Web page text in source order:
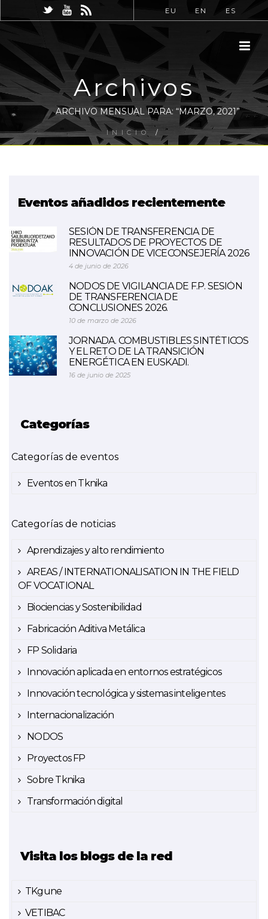
EU EN ES
Archivos
ARCHIVO MENSUAL PARA: “MARZO, 2021”
INICIO /
Eventos añadidos recientemente
SESIÓN DE TRANSFERENCIA DE
RESULTADOS DE PROYECTOS DE
INNOVACIÓN DE VICECONSEJERÍA 2026
4 de junio de 2026
NODOS DE VIGILANCIA DE F.P. SESIÓN
DE TRANSFERENCIA DE
CONCLUSIONES 2026.
10 de marzo de 2026
JORNADA. COMBUSTIBLES SINTÉTICOS
Y EL RETO DE LA TRANSICIÓN
ENERGÉTICA EN EUSKADI.
16 de junio de 2025
Categorías
Categorías de eventos
Eventos en Tknika
Categorías de noticias
Aprendizajes y alto rendimiento
AREAS / INTERNATIONALISATION IN THE FIELD
OF VOCATIONAL
Biociencias y Sostenibilidad
Fabricación Aditiva Metálica
FP Solidaria
Innovación aplicada en entornos estratégicos
Innovación tecnológica y sistemas inteligentes
Internacionalización
NODOS
Proyectos FP
Sobre Tknika
Transformación digital
Visita los blogs de la red
TKgune
VETIBAC